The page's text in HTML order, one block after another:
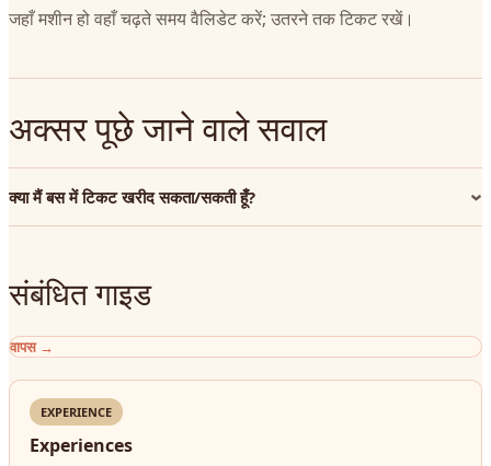
जहाँ मशीन हो वहाँ चढ़ते समय वैलिडेट करें; उतरने तक टिकट रखें।
अक्सर पूछे जाने वाले सवाल
क्या मैं बस में टिकट खरीद सकता/सकती हूँ?
संबंधित गाइड
वापस→
EXPERIENCE
Experiences